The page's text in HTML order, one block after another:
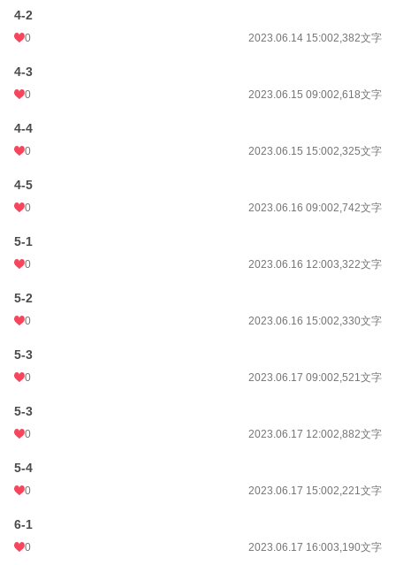
4-2
0 2023.06.14 15:002,382文字
4-3
0 2023.06.15 09:002,618文字
4-4
0 2023.06.15 15:002,325文字
4-5
0 2023.06.16 09:002,742文字
5-1
0 2023.06.16 12:003,322文字
5-2
0 2023.06.16 15:002,330文字
5-3
0 2023.06.17 09:002,521文字
5-3
0 2023.06.17 12:002,882文字
5-4
0 2023.06.17 15:002,221文字
6-1
0 2023.06.17 16:003,190文字